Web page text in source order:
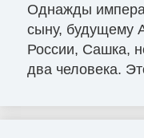
Однажды
сыну, будущему
России, Сашка,
два человека.